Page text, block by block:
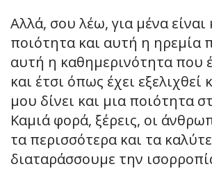
Αλλά, σου λέω, για μένα είναι
ποιότητα και αυτή η ηρεμία
αυτή η καθημερινότητα που
και έτσι όπως έχει εξελιχθεί
μου δίνει και μια ποιότητα
Καμιά φορά, ξέρεις, οι
τα περισσότερα και τα
διαταράσσουμε την